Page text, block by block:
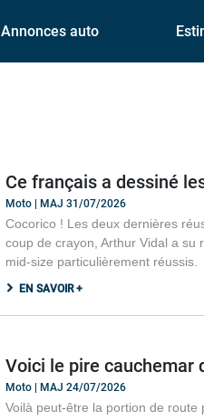
Annonces auto
Ce français a dessiné
Moto | MAJ 31/07/2026
Cocorico ! Les deux dernières
coup de crayon, Arthur Vidal a su
mid-size particulièrement réussis.
EN SAVOIR +
Voici le pire cauchemar
Moto | MAJ 24/07/2026
Voilà peut-être la portion de route